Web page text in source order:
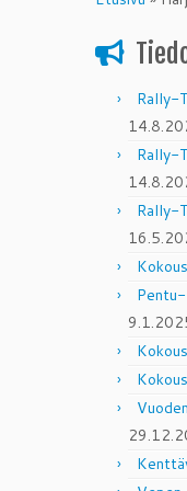
Rally-
Rally-
Rally-